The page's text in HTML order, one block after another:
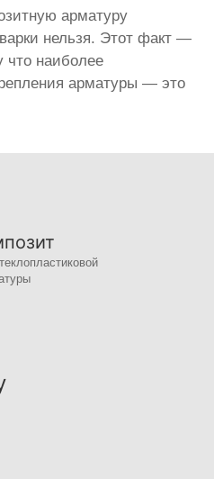
арматуру
нельзя. Этот факт —
что наиболее
арматуры — это